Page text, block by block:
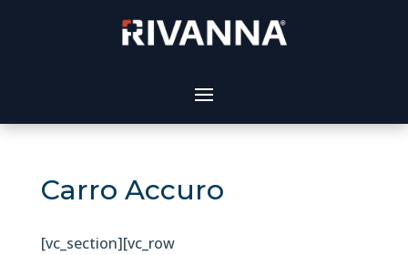
Carro Accuro
[vc_section][vc_row